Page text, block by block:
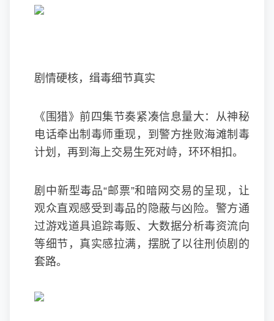
剧情硬核，缉毒细节真实
《围猎》前四集节奏紧凑信息量大：从神秘
电话牵出制毒师重现，到警方挫败海滩制毒
计划，再到海上交易生死对峙，环环相扣。
剧中新型毒品“邮票”和暗网交易的呈现，让
观众直观感受到毒品的隐蔽与凶险。警方通
过游戏道具追踪毒贩、大数据分析毒资流向
等细节，真实感拉满，摆脱了以往刑侦剧的
套路。